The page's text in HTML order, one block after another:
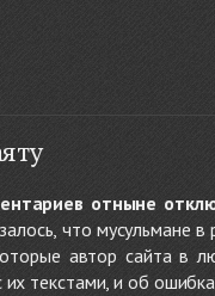
отныне
что мусульмане
автор сайта в
текстами, и об